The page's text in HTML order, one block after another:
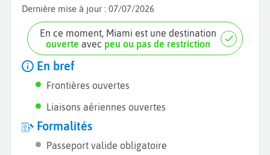
Dernière mise à jour : 07/07/2026
En ce moment, Miami est une destination
ouverte avec peu ou pas de restriction
En bref
Frontières ouvertes
Liaisons aériennes ouvertes
Formalités
Passeport valide obligatoire